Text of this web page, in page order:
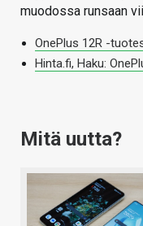
muodossa runsaan
OnePlus 12R -
Hinta.fi, Haku:
Mitä uutta?